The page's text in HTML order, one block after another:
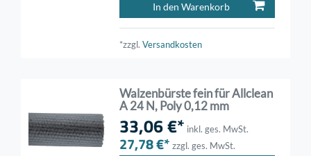
In den Warenkorb
*zzgl.Versandkosten
Walzenbürste fein für Allclean
A 24 N, Poly 0,12 mm
33,06 €* inkl. ges. MwSt.
27,78 €* zzgl. ges. MwSt.